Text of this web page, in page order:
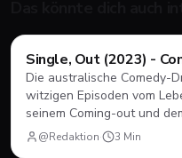
Filme & Serien
Single, Out (2023) -
Die australische Comedy-
witzigen Episoden vom
seinem Coming-out und
herausfinden muss, wie
unter neuen Vorzeichen
@Redaktion· 3 Min